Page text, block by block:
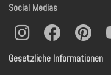
Gesetzliche Informationen
Social Medias